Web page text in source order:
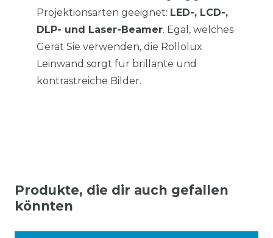
Projektionsarten geeignet: LED-, LCD-,
DLP- und Laser-Beamer. Egal, welches
Gerät Sie verwenden, die Rollolux
Leinwand sorgt für brillante und
kontrastreiche Bilder.
Produkte, die dir auch gefallen
könnten